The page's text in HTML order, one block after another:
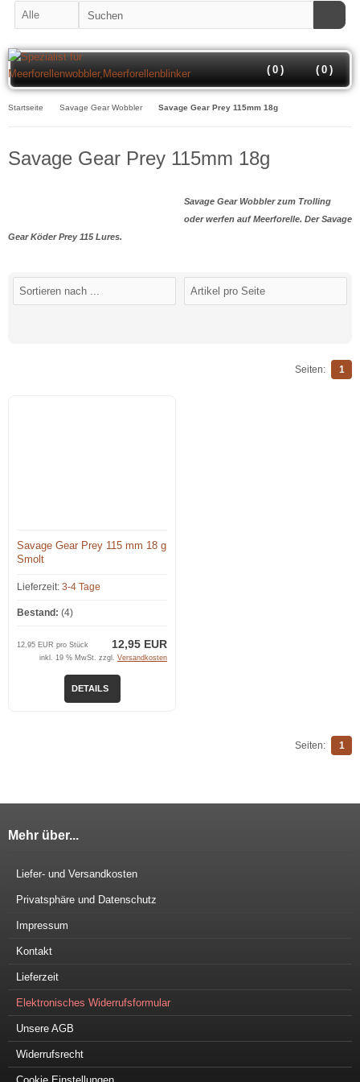
( 0 )
( 0 )
Startseite Savage Gear Wobbler Savage Gear Prey 115mm 18g
Savage Gear Prey 115mm 18g
Savage Gear Wobbler zum Trolling
oder werfen auf Meerforelle. Der Savage
Gear Köder Prey 115 Lures.
Seiten: 1
Savage Gear Prey 115 mm 18 g
Smolt
Lieferzeit: 3-4 Tage
Bestand: (4)
12,95 EUR
12,95 EUR pro Stück
inkl. 19 % MwSt. zzgl. Versandkosten
DETAILS
Seiten: 1
Mehr über...
Liefer- und Versandkosten
Privatsphäre und Datenschutz
Impressum
Kontakt
Lieferzeit
Elektronisches Widerrufsformular
Unsere AGB
Widerrufsrecht